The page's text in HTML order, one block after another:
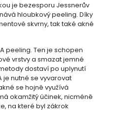
je bezesporu Jessnerův
hloubkový peeling. Díky
skvrny, tak také akné
peeling. Ten je schopen
vrstvy a smazat jemné
dostaví po uplynutí
je nutné se vyvarovat
se hojně využívá
okamžitý účinek, nicméně
na které byl zákrok